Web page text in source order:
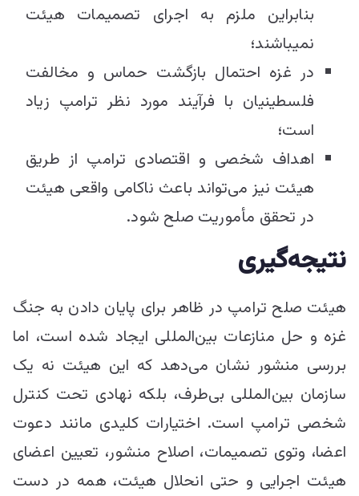
بنابراین ملزم به اجرای تصمیمات هیئت
نمی‎باشند؛
در غزه احتمال بازگشت حماس و مخالفت
فلسطینیان با فرآیند مورد نظر ترامپ زیاد
است؛
اهداف شخصی و اقتصادی ترامپ از طریق
هیئت نیز می‌تواند باعث ناکامی واقعی هیئت
در تحقق مأموریت صلح شود.
نتیجه‌گیری
هیئت صلح ترامپ در ظاهر برای پایان دادن به جنگ
غزه و حل منازعات بین‌المللی ایجاد شده است، اما
بررسی منشور نشان می‌دهد که این هیئت نه یک
سازمان بین‌المللی بی‌طرف، بلکه نهادی تحت کنترل
شخصی ترامپ است. اختیارات کلیدی مانند دعوت
اعضا، وتوی تصمیمات، اصلاح منشور، تعیین اعضای
هیئت اجرایی و حتی انحلال هیئت، همه در دست